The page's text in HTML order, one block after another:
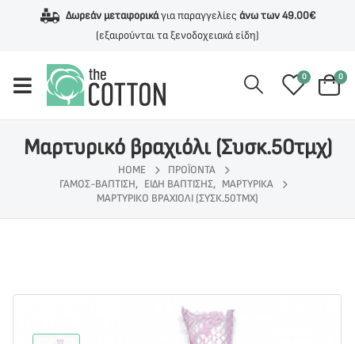
Δωρεάν μεταφορικάγια παραγγελίες άνω των 49.00€
(εξαιρούνται τα ξενοδοχειακά είδη)
0 0
Μαρτυρικό βραχιόλι (Συσκ.50τμχ)
HOME
ΠΡΟΪΌΝΤΑ
ΓΆΜΟΣ-ΒΆΠΤΙΣΗ, ΕΊΔΗ ΒΆΠΤΙΣΗΣ, ΜΑΡΤΥΡΙΚΆ
ΜΑΡΤΥΡΙΚΌ ΒΡΑΧΙΌΛΙ (ΣΥΣΚ.50ΤΜΧ)